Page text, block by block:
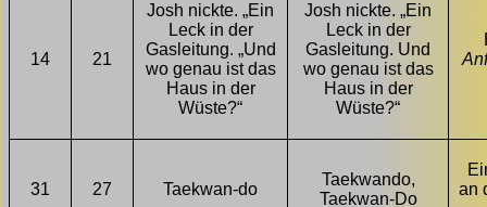
14 21
Josh nickte. „Ein
Leck in der
Gasleitung. „Und
wo genau ist das
Haus in der
Wüste?“
Josh nickte. „Ein
Leck in der
Gasleitung. Und
wo genau ist das
Haus in der
Wüste?“
31 27 Taekwan-do
Taekwando,
Taekwan-Do
an